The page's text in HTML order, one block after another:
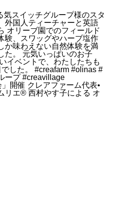
開催 クレアファーム代表•
リエ®︎ 西村やす子による オ